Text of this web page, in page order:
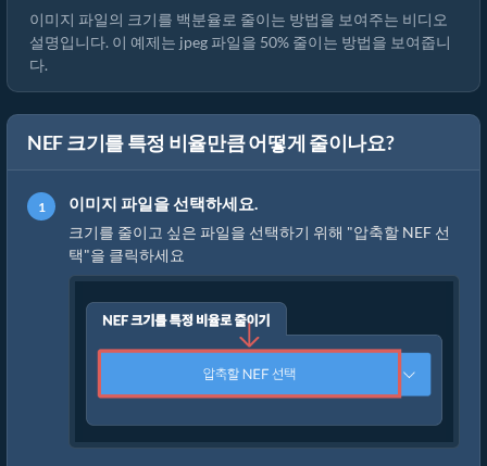
이미지 파일의 크기를 백분율로 줄이는 방법을 보여주는 비디오
설명입니다. 이 예제는 jpeg 파일을 50% 줄이는 방법을 보여줍니
다.
NEF 크기를 특정 비율만큼 어떻게 줄이나요?
이미지 파일을 선택하세요.
크기를 줄이고 싶은 파일을 선택하기 위해 "압축할 NEF 선
택"을 클릭하세요